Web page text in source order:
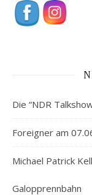
Die “NDR
Foreigner am
Michael Patrick
Galopprennbahn